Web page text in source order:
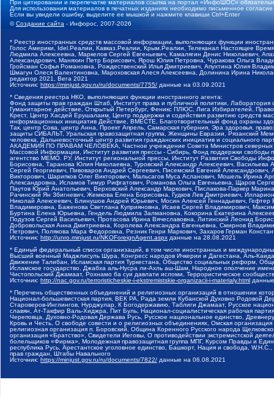
При цитировании и перепечатке материалов ссылка на портал «ИнфоШОС»
Для использования материалов в печатных изданиях необходимо письменное
Если вы увидели ошибку, выделите ее мышкой и нажмите клавиши Ctrl+Enter
©Создание сайта - Инфорос, 2007-2026
* Реестр иностранных средств массовой информации, выполняющих функции
Голос Америки, Idel.Реалии, Кавказ.Реалии, Крым.Реалии, Телеканал Настоящее
Людмила Алексеевна, Маркелов Сергей Евгеньевич, Камалягин Денис Николаевич,
Александрович, Маняхин Петр Борисович, Ярош Юлия Петровна, Чуракова Ольга
Гройсман Софья Романовна, Рождественский Илья Дмитриевич, Апухтина Юлия
Шмагун Олеся Валентиновна, Мароховская Алеся Алексеевна, Долинина Ирина
редактор 2021, Вега 2021
Источник: https://minjust.gov.ru/ru/documents/7755/ данные на 03.09.2021
* Сведения реестра НКО, выполняющих функции иностранного агента:
Фонд защиты прав граждан Штаб, Институт права и публичной политики,
Гуманитарное действие, Открытый Петербург, Феникс ПЛЮС, Лига Избирателей,
Крест, Центр Хасдей Ерушалаим, Центр поддержки и содействия развитию средств
информационных инициатив Действие, ВМЕСТЕ, Благотворительный фонд охраны
Так, центр Сова, центр Анна, Проект Апрель, Самарская губерния, Эра здоровья,
защиты СИБАЛЬТ, Уральская правозащитная группа, Женщины Евразии, Рязанский
человека, Дальневосточный центр развития гражданских инициатив и социального
АКАДЕМИЯ ПО ПРАВАМ ЧЕЛОВЕКА, Частное учреждение Совета Министров северных
Массовой Информации, Институт развития прессы - Сибирь, Фонд поддержки
агентство МЕМО. РУ, Институт региональной прессы, Институт Развития Свободы
Борисовна, Таранова Юлия Николаевна, Туровский Александр Алексеевич,
Сергей Георгиевич, Пивоваров Андрей Сергеевич, Писемский Евгений
Викторович, Шарипков Олег Викторович, Мальсагов Муса Асланович, Мошель Ирина
Александровна, Исламов Тимур Рифгатович, Романова Ольга Евгеньевна, Щаров
Паутов Юрий Анатольевич, Верховский Александр Маркович, Пислакова-Паркер
Рачинский Ян Збигневич, Жемкова Елена Борисовна, Гудков Лев Дмитриевич,
Николай Алексеевич, Блинушов Андрей Юрьевич, Мосин Алексей Геннадьевич,
Владимировна, Баженова Светлана Куприяновна, Исаев Сергей Владимирович,
Буртина Елена Юрьевна, Гендель Людмила Залмановна, Кокорина Екатерина
Подузов Сергей Васильевич, Протасова Ирина Вячеславовна, Литинский Леонид
Добровольская Анна Дмитриевна, Королева Александра Евгеньевна, Смирнов
Петрович, Полякова Мара Федоровна, Резник Генри Маркович, Захаров Герман
Источник: http://unro.minjust.ru/NKOForeignAgent.aspx данные на 28.08.2021
* Единый федеральный список организаций, в том числе иностранных и
Высший военный Маджлисуль Шура, Конгресс народов Ичкерии и Дагестана, Аль-
Движение Талибан, Исламская партия Туркестана, Общество социальных реформ,
Исламское государство, Джабха аль-Нусра ли-Ахль аш-Шам, Народное ополчение
Чистопольский Джамаат, Рохнамо ба суи давлати исломи, Террористическое
Источник: http://nac.gov.ru/terroristicheskie-i-ekstremistskie-organizacii-i-materialy.html
* Перечень общественных объединений и религиозных организаций в отношении
Национал-большевистская партия, ВЕК РА, Рада земли Кубанской Духовно Родовой
Староверов-Инглингов, Нурджулар, К Богодержавию, Таблиги Джамаат, Русское
славян, Ат-Такфир Валь-Хиджра, Пит Буль, Национал-социалистическая рабочая
Череповца, Духовно-Родовая Держава Русь, Русское национальное единство,
Кровь и Честь, О свободе совести и о религиозных объединениях, Омская
религиозная организация п. Боровский, Община Коренного Русского народа
организация «Братство», Свидетели Иеговы, О противодействии экстремистской
болельщиков «Фирма», Молодежная правозащитная группа МПГ, Курсом Правды и
республика Русь, Арестантское уголовное единство, Башкорт, Нация и свобода,
прав граждан, Штабы Навального
Источник: https://minjust.gov.ru/ru/documents/7822/ данные на 06.08.2021